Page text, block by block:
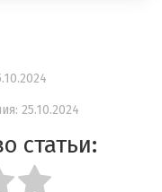
25.10.2024
статьи: